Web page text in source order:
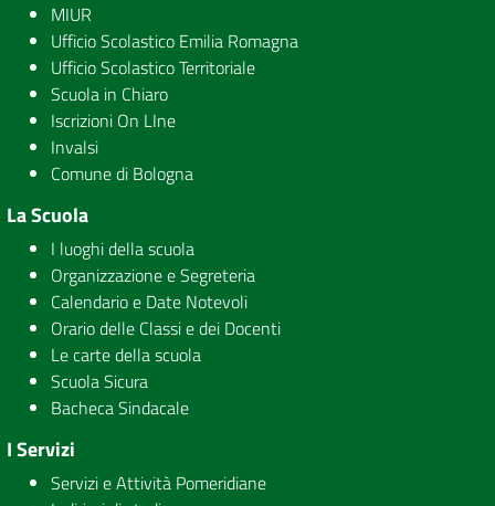
MIUR
Ufficio Scolastico Emilia Romagna
Ufficio Scolastico Territoriale
Scuola in Chiaro
Iscrizioni On LIne
Invalsi
Comune di Bologna
La Scuola
I luoghi della scuola
Organizzazione e Segreteria
Calendario e Date Notevoli
Orario delle Classi e dei Docenti
Le carte della scuola
Scuola Sicura
Bacheca Sindacale
I Servizi
Servizi e Attività Pomeridiane